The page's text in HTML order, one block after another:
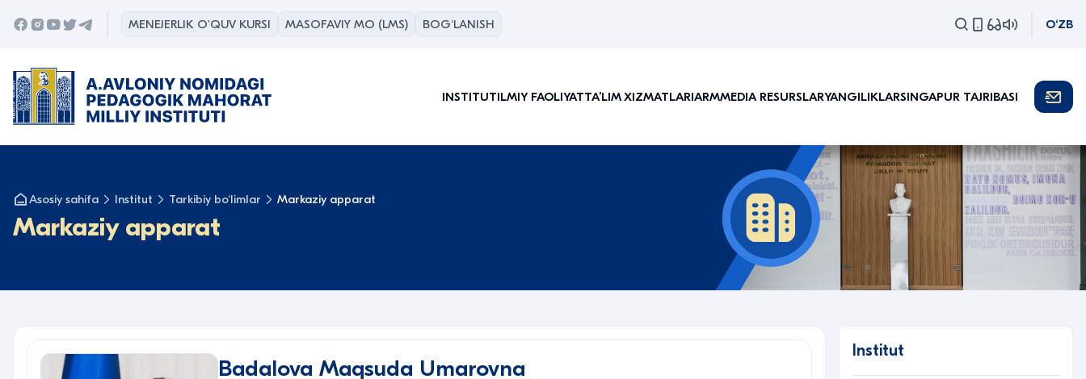
MENEJERLIK O'QUV KURSI MASOFAVIY MO (LMS) BOG‘LANISH O‘ZB
INSTITUTILMIY FAOLIYATTAʼLIM XIZMATLARIARMMEDIA RESURSLARYANGILIKLARSINGAPUR TAJRIBASI
Asosiy sahifa Institut Tarkibiy bo‘limlar Markaziy apparat
Markaziy apparat
Badalova Maqsuda Umarovna
Institut